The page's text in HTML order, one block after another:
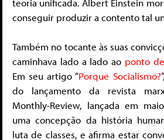
conseguir produzir a contento tal
Também no tocante às suas
caminhava lado a lado ao ponto
Em seu artigo “Porque Socialismo?
do lançamento da revista
Monthly-Review, lançada em
uma concepção da história
luta de classes, e afirma estar